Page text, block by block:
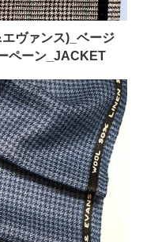
ヴァンス)_ベージ
ペーン_JACKET